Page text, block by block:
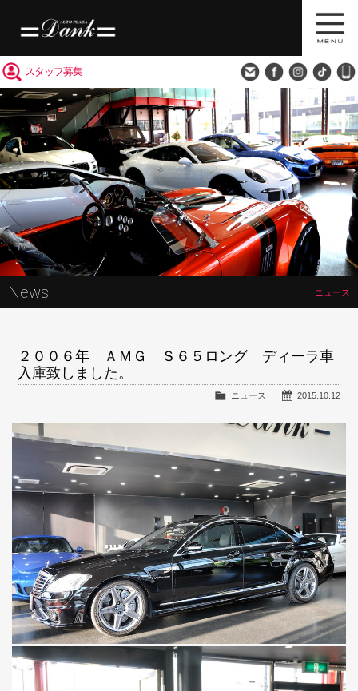
スタッフ募集
News ニュース
２００６年 ＡＭＧ Ｓ６５ロング ディーラ車
入庫致しました。
2015.10.12
ニュース